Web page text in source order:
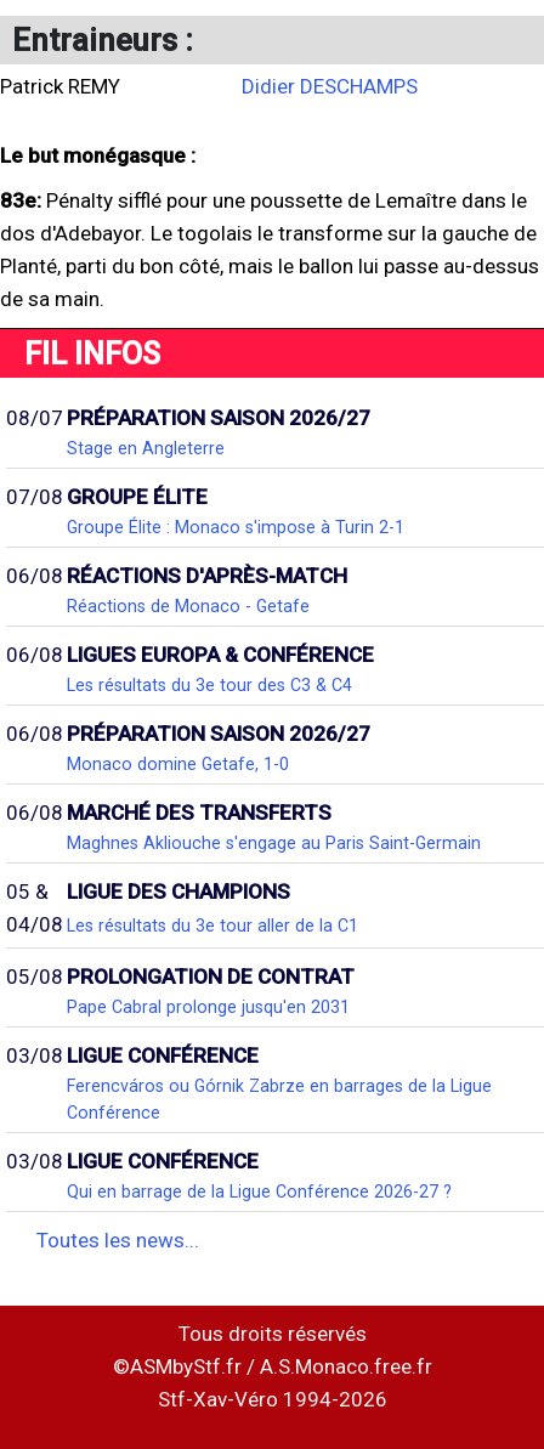
Entraineurs :
Patrick REMY Didier DESCHAMPS
Le but monégasque :
83e: Pénalty sifflé pour une poussette de Lemaître dans le
dos d'Adebayor. Le togolais le transforme sur la gauche de
Planté, parti du bon côté, mais le ballon lui passe au-dessus
de sa main.
FIL INFOS
08/07 PRÉPARATION SAISON 2026/27
Stage en Angleterre
07/08 GROUPE ÉLITE
Groupe Élite : Monaco s'impose à Turin 2-1
06/08 RÉACTIONS D'APRÈS-MATCH
Réactions de Monaco - Getafe
06/08 LIGUES EUROPA & CONFÉRENCE
Les résultats du 3e tour des C3 & C4
06/08 PRÉPARATION SAISON 2026/27
Monaco domine Getafe, 1-0
06/08 MARCHÉ DES TRANSFERTS
Maghnes Akliouche s'engage au Paris Saint-Germain
05 &
04/08
LIGUE DES CHAMPIONS
Les résultats du 3e tour aller de la C1
05/08 PROLONGATION DE CONTRAT
Pape Cabral prolonge jusqu'en 2031
03/08 LIGUE CONFÉRENCE
Ferencváros ou Górnik Zabrze en barrages de la Ligue
Conférence
03/08 LIGUE CONFÉRENCE
Qui en barrage de la Ligue Conférence 2026-27 ?
Toutes les news...
Tous droits réservés
©ASMbyStf.fr / A.S.Monaco.free.fr
Stf-Xav-Véro 1994-2026